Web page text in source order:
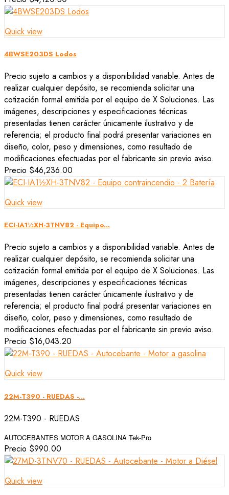
Quick view
4BWSE203DS Lodos
Precio sujeto a cambios y a disponibilidad variable. Antes de
realizar cualquier depósito, se recomienda solicitar una
cotización formal emitida por el equipo de X Soluciones. Las
imágenes, descripciones y especificaciones técnicas
presentadas tienen carácter únicamente ilustrativo y de
referencia; el producto final podrá presentar variaciones en
diseño, color, peso y dimensiones, como resultado de
modificaciones efectuadas por el fabricante sin previo aviso.
Precio $46,236.00
Quick view
ECI-IA1½XH-3TNV82 - Equipo...
Precio sujeto a cambios y a disponibilidad variable. Antes de
realizar cualquier depósito, se recomienda solicitar una
cotización formal emitida por el equipo de X Soluciones. Las
imágenes, descripciones y especificaciones técnicas
presentadas tienen carácter únicamente ilustrativo y de
referencia; el producto final podrá presentar variaciones en
diseño, color, peso y dimensiones, como resultado de
modificaciones efectuadas por el fabricante sin previo aviso.
Precio $16,043.20
Quick view
22M-T390 - RUEDAS -...
22M-T390 - RUEDAS
AUTOCEBANTES MOTOR A GASOLINA Tek-Pro
Precio $990.00
Quick view